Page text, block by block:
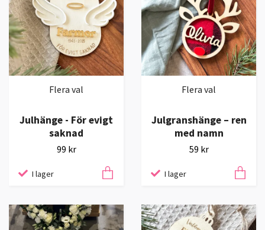
Flera val
Julhänge - För evigt
saknad
99 kr
I lager
Flera val
Julgranshänge – ren
med namn
59 kr
I lager